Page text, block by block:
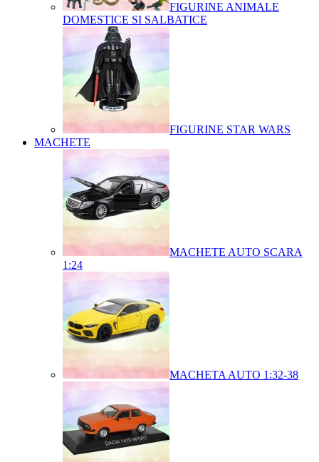
FIGURINE ANIMALE
DOMESTICE SI SALBATICE
FIGURINE STAR WARS
MACHETE
MACHETE AUTO SCARA
1:24
MACHETA AUTO 1:32-38